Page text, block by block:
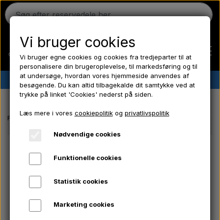
Ferguson
Massey Ferguson
✔︎ Dansk lager✔︎ Hurtig levering ✔︎ Lave priser
Forside Massey Ferguson reservedele Hjelmklap - Vridere - 2 stk.
Vi bruger cookies
Vi bruger egne cookies og cookies fra tredjeparter til at
personalisere din brugeroplevelse, til markedsføring og til
at undersøge, hvordan vores hjemmeside anvendes af
besøgende. Du kan altid tilbagekalde dit samtykke ved at
trykke på linket 'Cookies' nederst på siden.
Læs mere i vores cookiepolitikog privatlivspolitik
Nødvendige cookies
Funktionelle cookies
Statistik cookies
Marketing cookies